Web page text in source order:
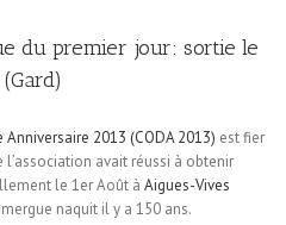
du premier jour: sortie le
2013 (CODA 2013) est fier
avait réussi à obtenir
le 1er Août à Aigues-Vives
naquit il y a 150 ans.